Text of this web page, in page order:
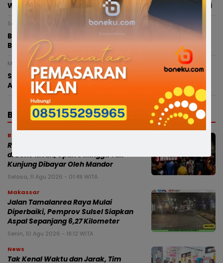
Wajo, Aparat Diminta Telusuri Seluruh Rantai Distribusi
Senin, 10 Agustus 2026 - 00:12 WITA
Bercak Darah Ungkap Misteri Bayi yang Dibuang di
Bone, Polisi Ungkap Terduga Pelaku Kurang 3 Jam
Minggu, 9 Agustus 2026 - 21:00 WITA
Sempat Buron, Pelaku Penganiayaan Anggota Polri
Akhirnya Ditangkap Resmob Polres Bone
BERITA TERBARU
Bone
Ratusan Buruh Proyek Sekolah Rakyat
di Bone Ricuh, Upah 3 Minggu Tak
Kunjung Dibayar Oleh Mandor
Selasa, 11 Agu 2026 - 01:49 WITA
Makassar
Jalan Tamalanrea Raya Mulai
Diperbaiki, Pemprov Sulsel Siapkan
Aspal Sepanjang 6,27 Kilometer
Senin, 10 Agu 2026 - 18:12 WITA
News
Tak Kenal Waktu dan Jarak, Tim